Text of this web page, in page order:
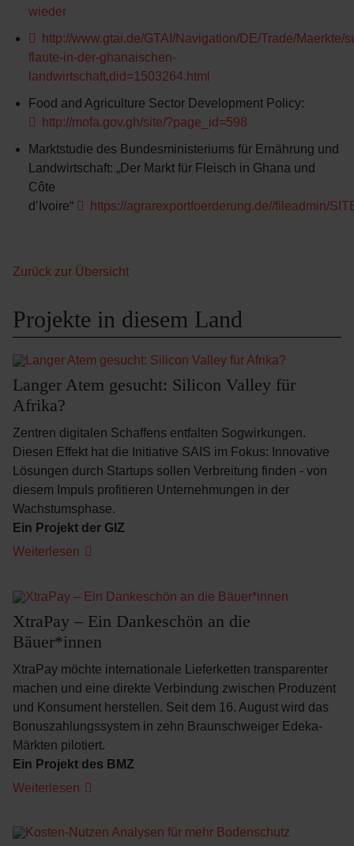
wieder
http://www.gtai.de/GTAI/Navigation/DE/Trade/Maerkte/
flaute-in-der-ghanaischen-
landwirtschaft,did=1503264.html
Food and Agriculture Sector Development Policy:
http://mofa.gov.gh/site/?page_id=598
Marktstudie des Bundesministeriums für Ernährung und
Landwirtschaft: „Der Markt für Fleisch in Ghana und
Côte
d’Ivoire“
https://agrarexportfoerderung.de//fileadmin/
Zurück zur Übersicht
Projekte in diesem Land
Langer Atem gesucht: Silicon Valley für
Afrika?
Zentren digitalen Schaffens entfalten Sogwirkungen.
Diesen Effekt hat die Initiative SAIS im Fokus: Innovative
Lösungen durch Startups sollen Verbreitung finden - von
diesem Impuls profitieren Unternehmungen in der
Wachstumsphase.
Ein Projekt der GIZ
Weiterlesen
XtraPay – Ein Dankeschön an die
Bäuer*innen
XtraPay möchte internationale Lieferketten transparenter
machen und eine direkte Verbindung zwischen Produzent
und Konsument herstellen. Seit dem 16. August wird das
Bonuszahlungssystem in zehn Braunschweiger Edeka-
Märkten pilotiert.
Ein Projekt des BMZ
Weiterlesen